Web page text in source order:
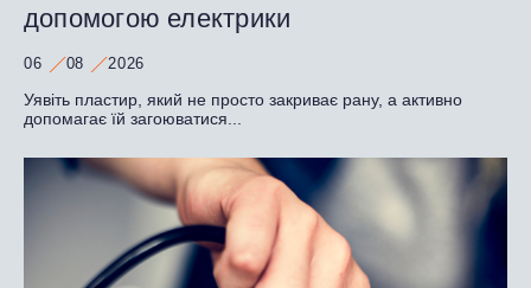
допомогою електрики
06 08 2026
Уявіть пластир, який не просто закриває рану, а активно
допомагає їй загоюватися...